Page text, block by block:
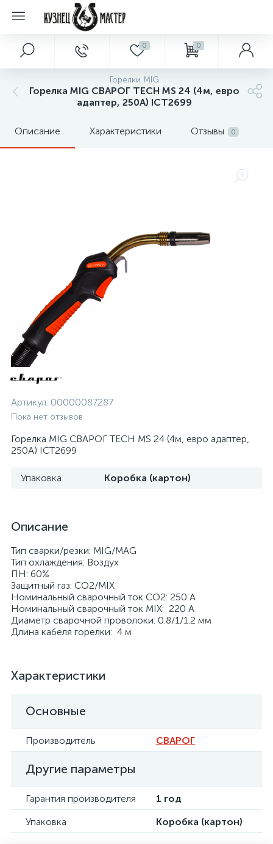
0 0
Горелки MIG
Горелка MIG СВАРОГ TECH MS 24 (4м, евро
адаптер, 250А) ICT2699
Описание Характеристики Отзывы 0
Артикул: 00000087287
Пока нет отзывов
Горелка MIG СВАРОГ TECH MS 24 (4м, евро адаптер,
250А) ICT2699
Упаковка Коробка (картон)
Описание
Тип сварки/резки: MIG/MAG
Тип охлаждения: Воздух
ПН: 60%
Защитный газ: CO2/MIX
Номинальный сварочный ток CO2: 250 А
Номинальный сварочный ток MIX: 220 А
Диаметр сварочной проволоки: 0.8/1/1.2 мм
Длина кабеля горелки: 4 м
Характеристики
Основные
Производитель СВАРОГ
Другие параметры
Гарантия производителя
1 год
Упаковка
Коробка (картон)